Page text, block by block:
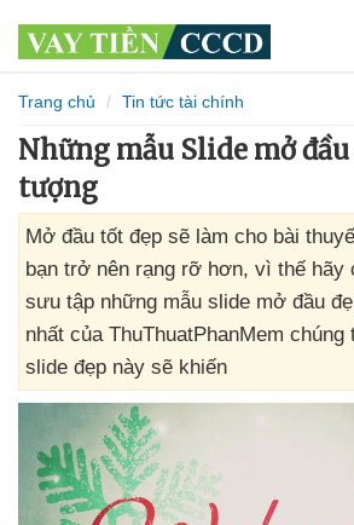
Trang chủ Tin tức tài chính
Những mẫu Slide mở đầu
tượng
Mở đầu tốt đẹp sẽ làm cho bài
bạn trở nên rạng rỡ hơn, vì thế hãy
sưu tập những mẫu slide mở đầu
nhất của ThuThuatPhanMem
slide đẹp này sẽ khiến